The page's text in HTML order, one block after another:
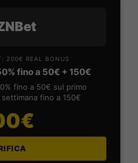
200€ REAL BONUS
fino a 50€ + 150€
fino a 50€ sul primo
fino a 150€